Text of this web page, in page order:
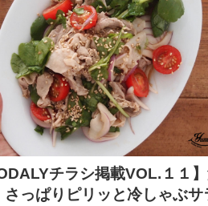
チラシ掲載VOL.１１
さっぱりピリッと冷しゃぶサ